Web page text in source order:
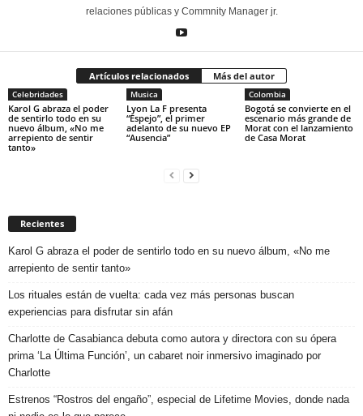
relaciones públicas y Commnity Manager jr.
Artículos relacionados Más del autor
Celebridades
Karol G abraza el poder
de sentirlo todo en su
nuevo álbum, «No me
arrepiento de sentir
tanto»
Musica
Lyon La F presenta
“Espejo”, el primer
adelanto de su nuevo EP
“Ausencia”
Colombia
Bogotá se convierte en el
escenario más grande de
Morat con el lanzamiento
de Casa Morat
Recientes
Karol G abraza el poder de sentirlo todo en su nuevo álbum, «No me
arrepiento de sentir tanto»
Los rituales están de vuelta: cada vez más personas buscan
experiencias para disfrutar sin afán
Charlotte de Casabianca debuta como autora y directora con su ópera
prima ‘La Última Función’, un cabaret noir inmersivo imaginado por
Charlotte
Estrenos “Rostros del engaño”, especial de Lifetime Movies, donde nada